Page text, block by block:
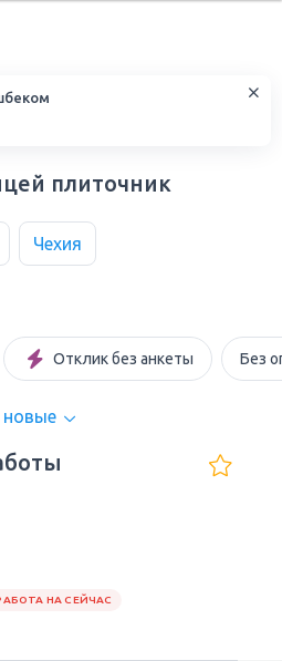
плиточник
Чехия
Отклик без анкеты Без
НА СЕЙЧАС